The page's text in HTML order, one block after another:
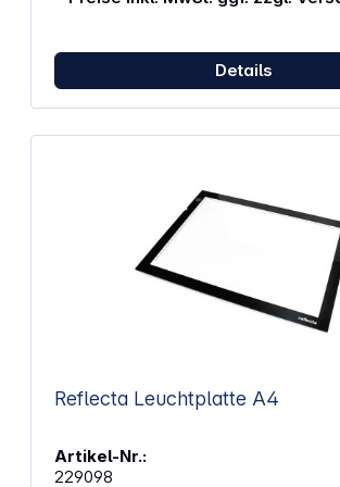
Einsatz einer Leuchtplatte nicht herum.
Beleuchtung (dimmbar) Lichtquelle: LEDs
Lebensdauer LEDs: ca. 50.000 Stunden
Stromversorgung: Netzteil DC 3,5 mm
Niederländisch, Portugiesisch,
Details
Reflecta Leuchtplatte A4
Artikel-Nr.:
229098